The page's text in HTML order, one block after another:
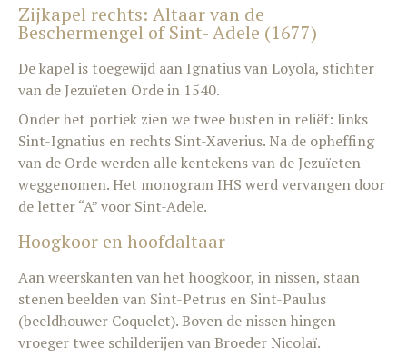
Zijkapel rechts: Altaar van de
Beschermengel of Sint- Adele (1677)
De kapel is toegewijd aan Ignatius van Loyola, stichter
van de Jezuïeten Orde in 1540.
Onder het portiek zien we twee busten in reliëf: links
Sint-Ignatius en rechts Sint-Xaverius. Na de opheffing
van de Orde werden alle kentekens van de Jezuïeten
weggenomen. Het monogram IHS werd vervangen door
de letter “A” voor Sint-Adele.
Hoogkoor en hoofdaltaar
Aan weerskanten van het hoogkoor, in nissen, staan
stenen beelden van Sint-Petrus en Sint-Paulus
(beeldhouwer Coquelet). Boven de nissen hingen
vroeger twee schilderijen van Broeder Nicolaï.